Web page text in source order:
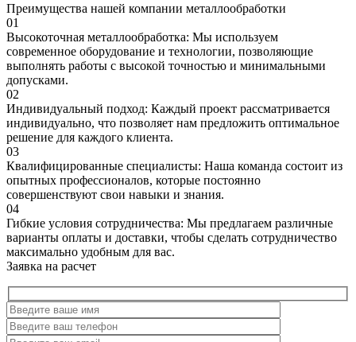
Преимущества нашей компании металлообработки
01
Высокоточная металлообработка: Мы используем
современное оборудование и технологии, позволяющие
выполнять работы с высокой точностью и минимальными
допусками.
02
Индивидуальный подход: Каждый проект рассматривается
индивидуально, что позволяет нам предложить оптимальное
решение для каждого клиента.
03
Квалифицированные специалисты: Наша команда состоит из
опытных профессионалов, которые постоянно
совершенствуют свои навыки и знания.
04
Гибкие условия сотрудничества: Мы предлагаем различные
варианты оплаты и доставки, чтобы сделать сотрудничество
максимально удобным для вас.
Заявка на расчет